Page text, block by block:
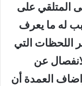
المتلقي على
له ما يعرف
اللحظات التي
عن
العمدة أن